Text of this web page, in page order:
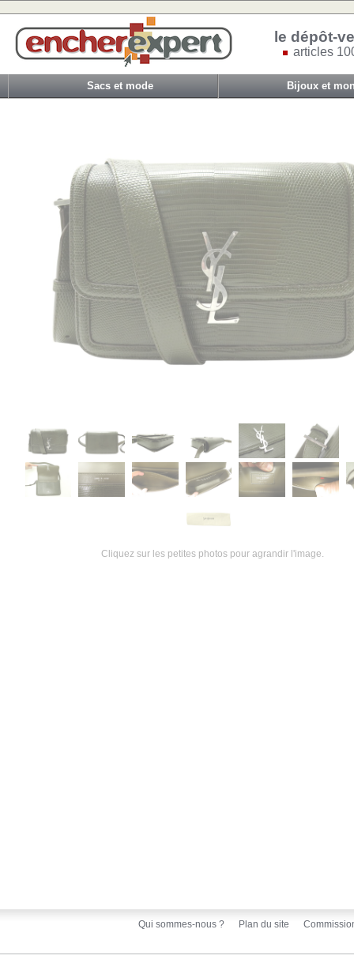
le dépôt-
articles
Sacs et mode Bijoux et
Cliquez sur les petites photos pour agrandir l'image.
Qui sommes-nous ? Plan du site